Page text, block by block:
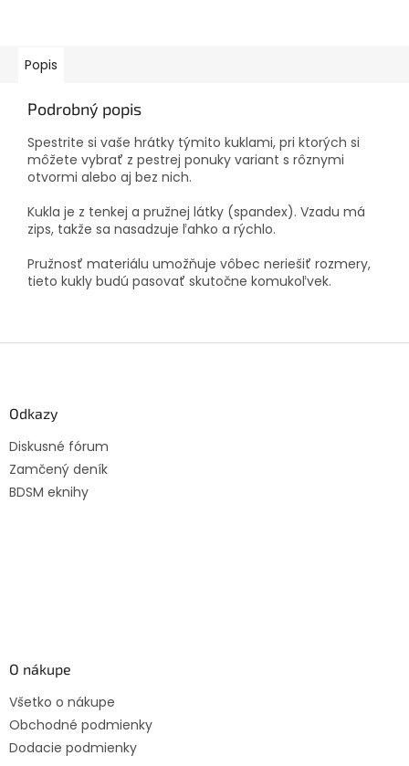
Popis
Podrobný popis
Spestrite si vaše hrátky týmito kuklami, pri ktorých si
môžete vybrať z pestrej ponuky variant s rôznymi
otvormi alebo aj bez nich.
Kukla je z tenkej a pružnej látky (spandex). Vzadu má
zips, takže sa nasadzuje ľahko a rýchlo.
Pružnosť materiálu umožňuje vôbec neriešiť rozmery,
tieto kukly budú pasovať skutočne komukoľvek.
Odkazy
Diskusné fórum
Zamčený deník
BDSM eknihy
O nákupe
Všetko o nákupe
Obchodné podmienky
Dodacie podmienky